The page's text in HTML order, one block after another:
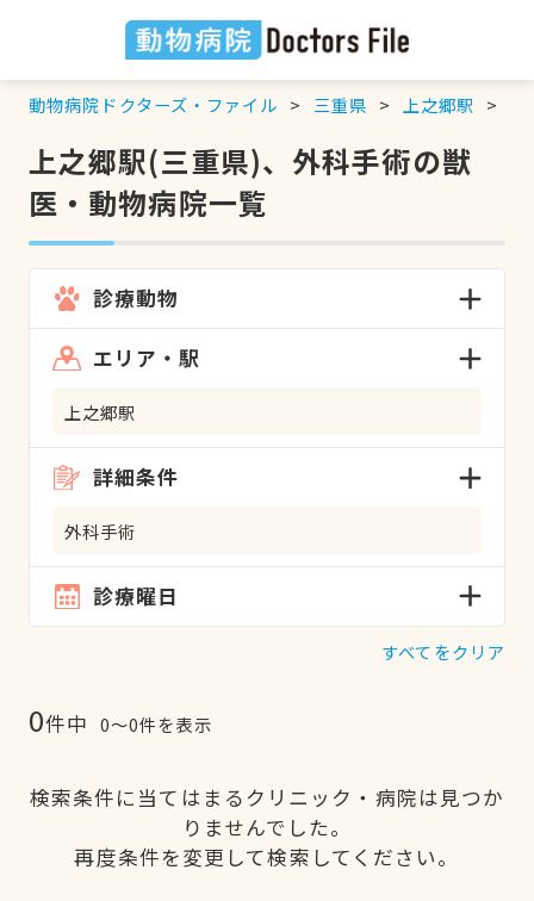
動物病院ドクターズ・ファイル 三重県 上之郷駅
上之郷駅(三重県)、外科手術の獣
医・動物病院一覧
診療動物
エリア・駅
上之郷駅
詳細条件
外科手術
診療曜日
すべてをクリア
0件中 0〜0件を表示
検索条件に当てはまるクリニック・病院は見つか
りませんでした。
再度条件を変更して検索してください。